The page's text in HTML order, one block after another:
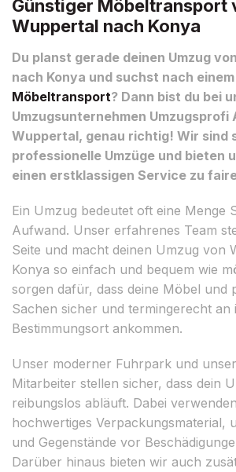
Günstiger Möbeltransport
Wuppertal nach Konya
Du planst gerade deinen Umzug
nach Konya und suchst nach
Möbeltransport? Dann bist du bei
Umzugsunternehmen Umzugsprofi
Wuppertal, genau richtig! Wir sind
professionelle Umzüge und bieten
einen erstklassigen Service zu
Ein Umzug bedeutet oft eine Menge
Aufwand. Unser erfahrenes Team
Seite und macht deinen Umzug von
Konya so einfach und bequem wie
sorgen dafür, dass deine Möbel und
Sachen sicher und termingerecht an
Bestimmungsort ankommen.
Unser moderner Fuhrpark und
Mitarbeiter stellen sicher, dass dein
reibungslos abläuft. Dabei
hochwertiges Verpackungsmaterial,
und Gegenstände vor
Darüber hinaus bieten wir auch